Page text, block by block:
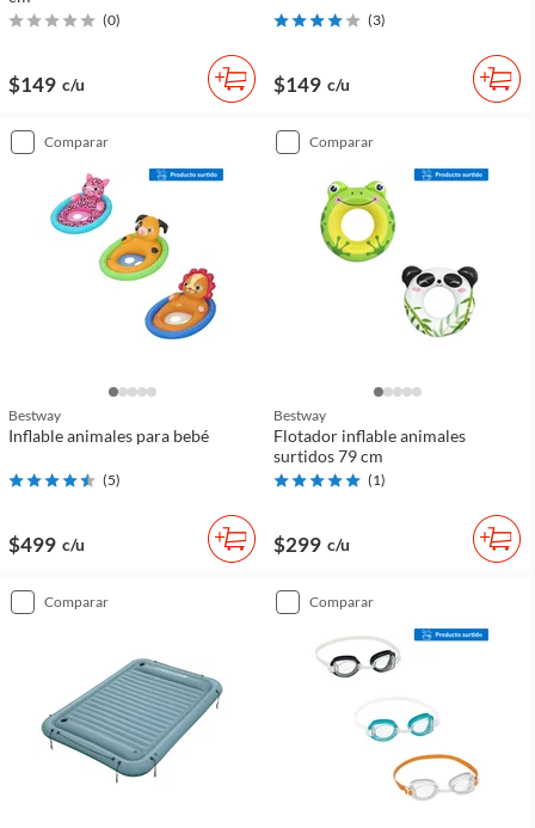
(0)
$149 c/u
(3)
$149 c/u
comparar
Bestway
Inflable animales para bebé
(5)
$499 c/u
comparar
Bestway
Flotador inflable animales
surtidos 79 cm
(1)
$299 c/u
comparar comparar